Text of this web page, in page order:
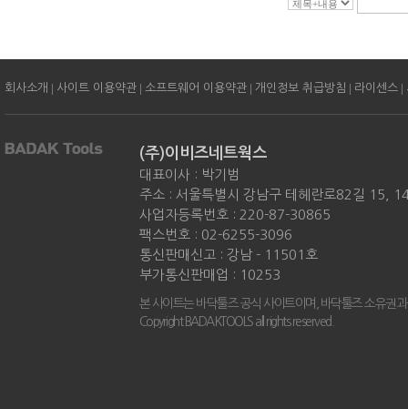
회사소개 | 사이트 이용약관 | 소프트웨어 이용약관 | 개인정보 취급방침 | 라이센스 |
(주)이비즈네트웍스
대표이사 : 박기범
주소 : 서울특별시 강남구 테헤란로82길 15,
사업자등록번호 : 220-87-30865
팩스번호 : 02-6255-3096
통신판매신고 : 강남 - 11501호
부가통신판매업 : 10253
본 사이트는 바닥툴즈 공식 사이트이며, 바닥툴즈 소유권
Copyright BADAKTOOLS all rights reserved.